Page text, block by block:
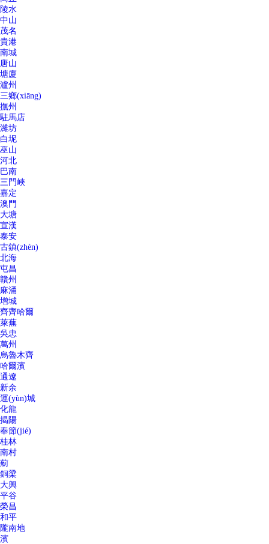
陵水
中山
茂名
貴港
南城
唐山
塘廈
瀘州
三鄉(xiāng)
撫州
駐馬店
濰坊
白坭
巫山
河北
巴南
三門峽
嘉定
澳門
大塘
宣漢
泰安
古鎮(zhèn)
北海
屯昌
贛州
麻涌
增城
齊齊哈爾
萊蕪
吳忠
萬州
烏魯木齊
哈爾濱
通遼
新余
運(yùn)城
化龍
揭陽
奉節(jié)
桂林
南村
薊
銅梁
大興
平谷
榮昌
和平
隴南地
濱